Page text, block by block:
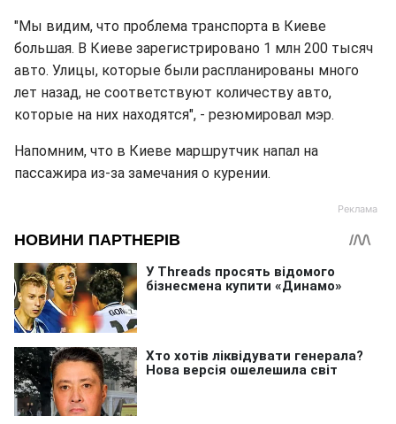
"Мы видим, что проблема транспорта в Киеве
большая. В Киеве зарегистрировано 1 млн 200 тысяч
авто. Улицы, которые были распланированы много
лет назад, не соответствуют количеству авто,
которые на них находятся", - резюмировал мэр.
Напомним, что в Киеве маршрутчик напал на
пассажира из-за замечания о курении.